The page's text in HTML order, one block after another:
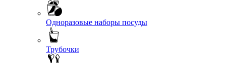
Одноразовые наборы посуды
Трубочки